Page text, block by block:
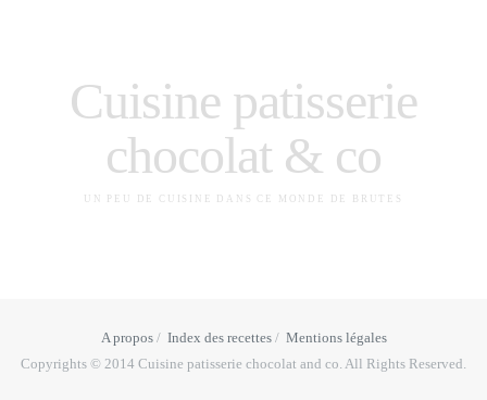
Cuisine patisserie
chocolat & co
UN PEU DE CUISINE DANS CE MONDE DE BRUTES
A propos Index des recettes
Mentions légales
Copyrights © 2014 Cuisine patisserie chocolat and co. All Rights Reserved.